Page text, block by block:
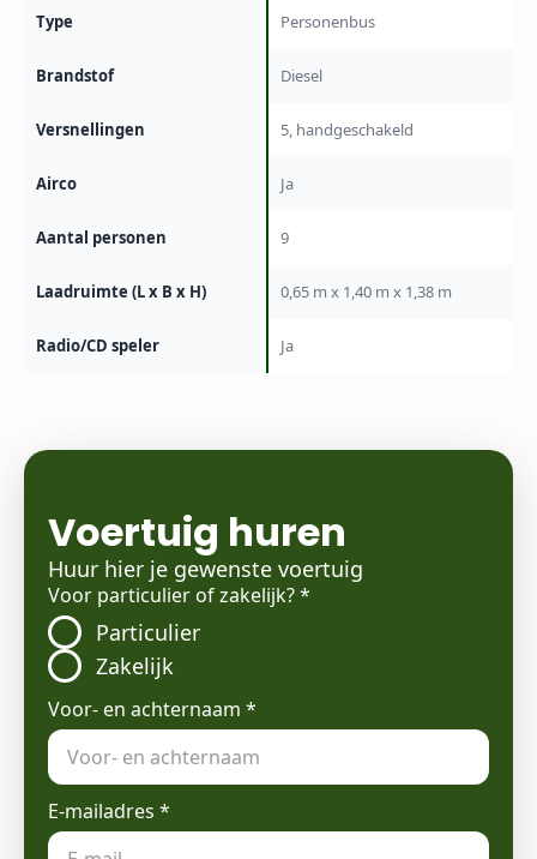
Type Personenbus
Brandstof Diesel
Versnellingen 5, handgeschakeld
Airco Ja
Aantal personen 9
Laadruimte (L x B x H) 0,65 m x 1,40 m x 1,38 m
Radio/CD speler Ja
Voertuig huren
Huur hier je gewenste voertuig
Voor particulier of zakelijk?*
Particulier
Zakelijk
Voor- en achternaam *
E-mailadres *